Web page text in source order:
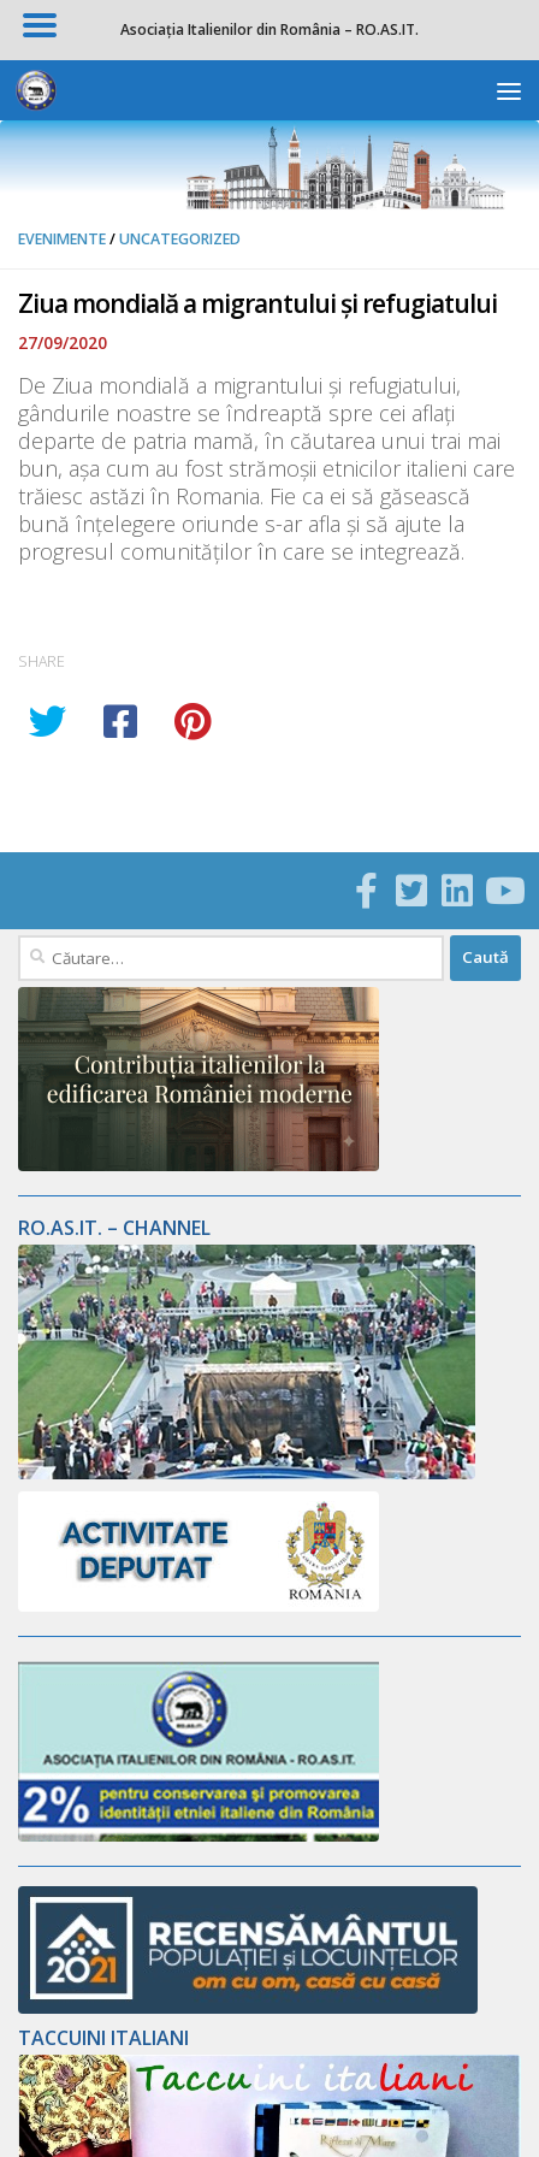
Skip to content
EVENIMENTE/UNCATEGORIZED
Ziua mondială a migrantului și refugiatului
27/09/2020
De Ziua mondială a migrantului și refugiatului,
gândurile noastre se îndreaptă spre cei aflați
departe de patria mamă, în căutarea unui trai mai
bun, așa cum au fost strămoșii etnicilor italieni care
trăiesc astăzi în Romania. Fie ca ei să găsească
bună înțelegere oriunde s-ar afla și să ajute la
progresul comunităților în care se integrează.
SHARE
Caută
după:
RO.AS.IT. – CHANNEL
TACCUINI ITALIANI
Asociația Italienilor din România – RO.AS.IT.